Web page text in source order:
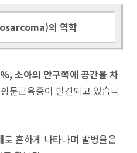
의 역학
소아의 안구쪽에 공간을 차
문근육종이 발견되고 있습니
로 흔하게 나타나며 발병율은